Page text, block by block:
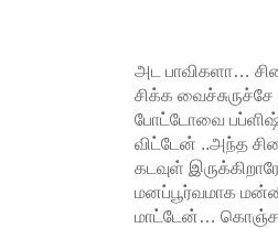
அட பாவிகளா…
சிக்க
போட்டோவை பப்ளிஷ்
விட்டேன் ..அந்த
கடவுள்
மனப்பூர்வமாக
மாட்டேன்…